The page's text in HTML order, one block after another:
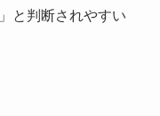
と判断されやすい